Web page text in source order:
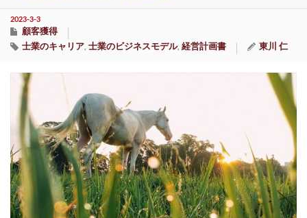
2023-3-3
顧客獲得
士業のキャリア 士業のビジネスモデル, 経営計画書 東川 仁